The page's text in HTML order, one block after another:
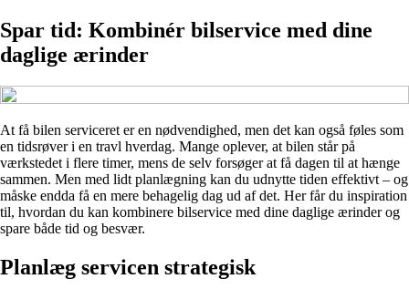
Spar tid: Kombinér bilservice med dine
daglige ærinder
At få bilen serviceret er en nødvendighed, men det kan også føles som
en tidsrøver i en travl hverdag. Mange oplever, at bilen står på
værkstedet i flere timer, mens de selv forsøger at få dagen til at hænge
sammen. Men med lidt planlægning kan du udnytte tiden effektivt – og
måske endda få en mere behagelig dag ud af det. Her får du inspiration
til, hvordan du kan kombinere bilservice med dine daglige ærinder og
spare både tid og besvær.
Planlæg servicen strategisk